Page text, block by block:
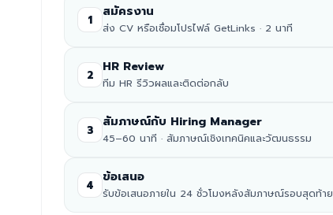
1 สมัครงาน
ส่ง CV หรือเชื่อมโปรไฟล์ GetLinks · 2 นาที
2 HR Review
ทีม HR รีวิวผลและติดต่อกลับ
3 สัมภาษณ์กับ Hiring Manager
45–60 นาที · สัมภาษณ์เชิงเทคนิคและวัฒนธรรม
4 ข้อเสนอ
รับข้อเสนอภายใน 24 ชั่วโมงหลังสัมภาษณ์รอบสุดท้าย